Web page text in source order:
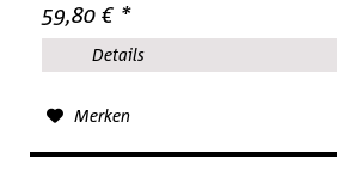
59,80 € *
Details
Merken